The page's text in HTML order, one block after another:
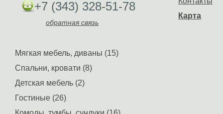
Карта
+7 (343) 328-51-78
обратная связь
Мягкая мебель, диваны (15)
Спальни, кровати (8)
Детская мебель (2)
Гостиные (26)